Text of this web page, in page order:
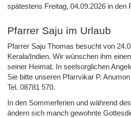
spätestens Freitag, 04.09.2026 in den
Pfarrer Saju im Urlaub
Pfarrer Saju Thomas besucht von
Kerala/Indien. Wir wünschen ihm
seiner Heimat. In seelsorglichen
Sie bitte unseren Pfarrvikar P.
Tel. 08781 570.
In den Sommerferien und während
ändern sich manch gewohnte